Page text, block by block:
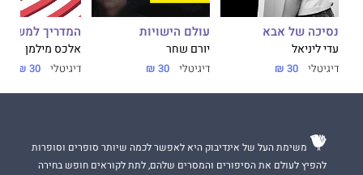
נסיכה של אבא
עדי ליניאל
דיגיטלי 30 ₪
עולם הישויות
יורם שחר
דיגיטלי 30 ₪
המדריך
אלכס מילמן
דיגיטלי 30 ₪
משימת העל של אינדיבוק היא לאפשר לכמה שיותר סופרים וסופרות
להפיץ לעולם את הסיפורים והמסרים שלהם, לתת לקוראים חופש בחירה